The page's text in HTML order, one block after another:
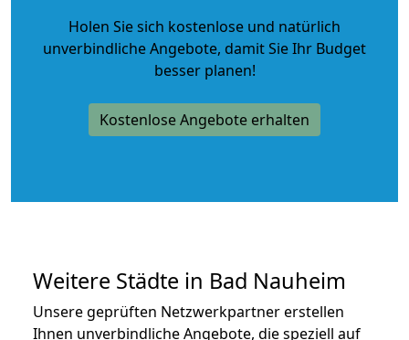
Holen Sie sich kostenlose und natürlich
unverbindliche Angebote, damit Sie Ihr Budget
besser planen!
Kostenlose Angebote erhalten
Weitere Städte in Bad Nauheim
Unsere geprüften Netzwerkpartner erstellen
Ihnen unverbindliche Angebote, die speziell auf